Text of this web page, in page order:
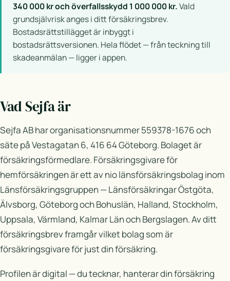
340 000 kr och överfallsskydd 1 000 000 kr.Vald
grundsjälvrisk anges i ditt försäkringsbrev.
Bostadsrättstillägget är inbyggt i
bostadsrättsversionen. Hela flödet — från teckning till
skadeanmälan — ligger i appen.
Vad Sejfa är
Sejfa AB har organisationsnummer 559378-1676 och
säte på Vestagatan 6, 416 64 Göteborg. Bolaget är
försäkringsförmedlare. Försäkringsgivare för
hemförsäkringen är ett av nio länsförsäkringsbolag inom
Länsförsäkringsgruppen — Länsförsäkringar Östgöta,
Älvsborg, Göteborg och Bohuslän, Halland, Stockholm,
Uppsala, Värmland, Kalmar Län och Bergslagen. Av ditt
försäkringsbrev framgår vilket bolag som är
försäkringsgivare för just din försäkring.
Profilen är digital — du tecknar, hanterar din försäkring